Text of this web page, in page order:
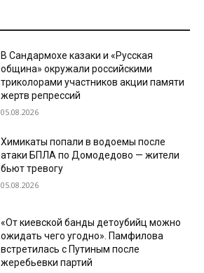
В Сандармохе казаки и «Русская
община» окружали российскими
триколорами участников акции памяти
жертв репрессий
05.08.2026
Химикаты попали в водоемы после
атаки БПЛА по Домодедово — жители
бьют тревогу
05.08.2026
«От киевской банды детоубийц можно
ожидать чего угодно». Памфилова
встретилась с Путиным после
жеребьевки партий